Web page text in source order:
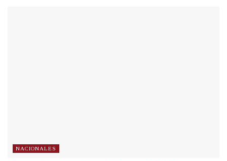
NACIONALES